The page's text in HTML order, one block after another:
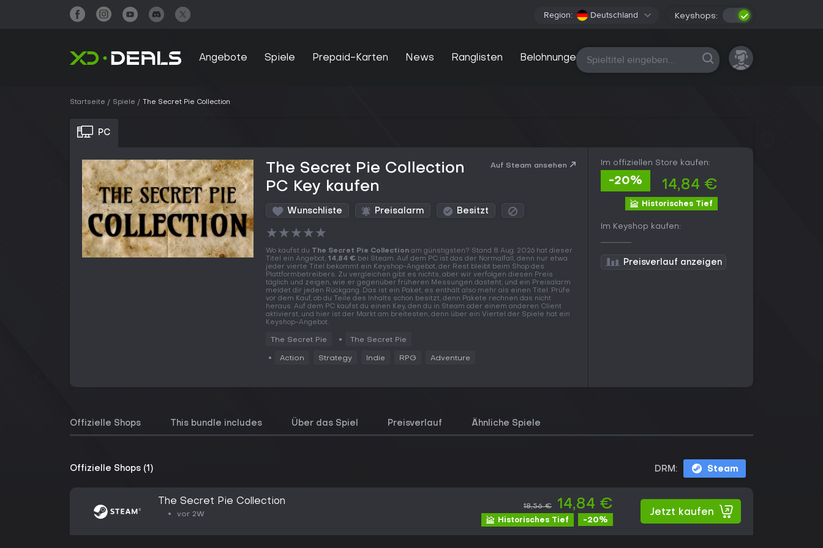
Region: Deutschland Keyshops:
Angebote Spiele Prepaid-Karten News Ranglisten Belohnungen Alle Plattformen
Startseite Spiele The Secret Pie Collection
PC
The Secret Pie Collection
PC Key kaufen
Auf Steam ansehen
Wunschliste Preisalarm Besitzt
★★★★★
Wo kaufst du The Secret Pie Collection am günstigsten? Stand 8 Aug. 2026 hat dieser
Titel ein Angebot, 14,84 € bei Steam. Auf dem PC ist das der Normalfall, denn nur etwa
jeder vierte Titel bekommt ein Keyshop-Angebot, der Rest bleibt beim Shop des
Plattformbetreibers. Zu vergleichen gibt es nichts, aber wir verfolgen diesen Preis
täglich und zeigen, wie er gegenüber früheren Messungen dasteht, und ein Preisalarm
meldet dir jeden Rückgang. Das ist ein Paket, es enthält also mehr als einen Titel. Prüfe
vor dem Kauf, ob du Teile des Inhalts schon besitzt, denn Pakete rechnen das nicht
heraus. Auf dem PC kaufst du einen Key, den du in Steam oder einem anderen Client
aktivierst, und hier ist der Markt am breitesten, denn über ein Viertel der Spiele hat ein
Keyshop-Angebot.
The Secret Pie The Secret Pie
Action Strategy Indie RPG Adventure
Im offiziellen Store kaufen:
-20% 14,84 €
Historisches Tief
Im Keyshop kaufen:
Preisverlauf anzeigen
Offizielle Shops This bundle includes Über das Spiel Preisverlauf Ähnliche Spiele
Offizielle Shops (1) DRM: Steam
The Secret Pie Collection
vor 2W
18,56 € 14,84 €
Historisches Tief -20%
Jetzt kaufen